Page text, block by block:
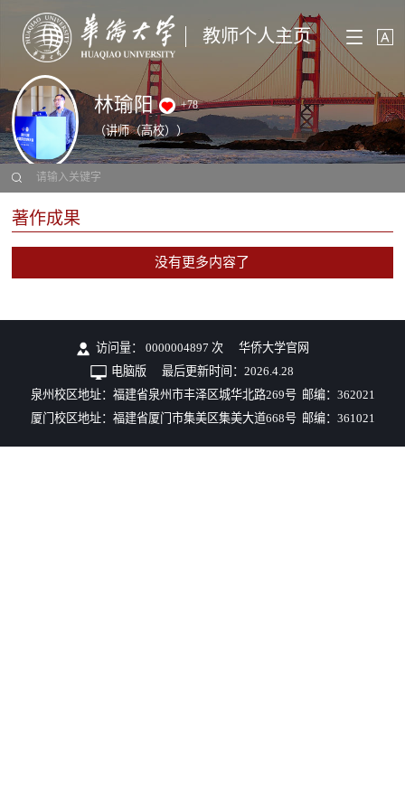
教师个人主页
林瑜阳 +78
（讲师（高校））
著作成果
没有更多内容了
访问量：0000004897 次
华侨大学官网
电脑版
最后更新时间： 2026 4. 28
泉州校区地址：福建省泉州市丰泽区城华北路269号 邮编：362021
厦门校区地址：福建省厦门市集美区集美大道668号 邮编：361021